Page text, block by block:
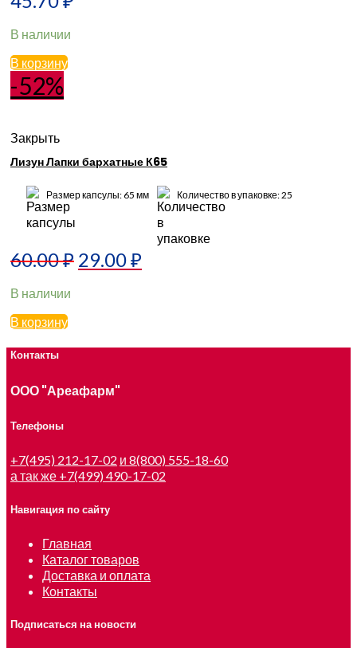
В наличии
В корзину
-52%
Закрыть
Лизун Лапки бархатные К65
Размер капсулы: 65 мм Количество в упаковке: 25
60.00₽ 29.00₽
В наличии
В корзину
Контакты
ООО "Ареафарм"
Телефоны
+7(495) 212-17-02 и 8(800) 555-18-60
а так же +7(499) 490-17-02
Навигация по сайту
Главная
Каталог товаров
Доставка и оплата
Контакты
Подписаться на новости